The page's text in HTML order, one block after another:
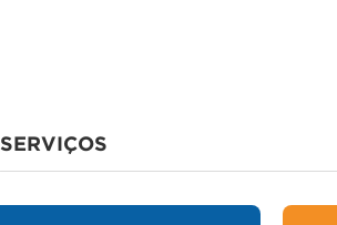
SERVIÇOS